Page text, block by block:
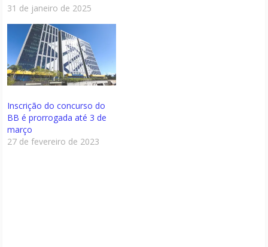
31 de janeiro de 2025
Inscrição do concurso do
BB é prorrogada até 3 de
março
27 de fevereiro de 2023